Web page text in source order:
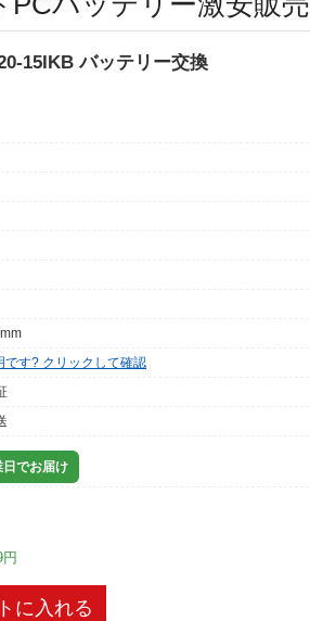
15IKB バッテリー交換
です? クリックして確認
でお届け
に入れる